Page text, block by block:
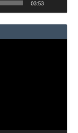
03:53